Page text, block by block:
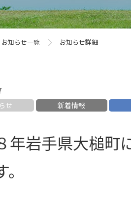
お知らせ一覧 お知らせ詳細
せ 新着情報
年岩手県大槌町